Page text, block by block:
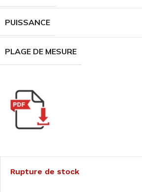
PUISSANCE
PLAGE DE MESURE
Rupture de stock